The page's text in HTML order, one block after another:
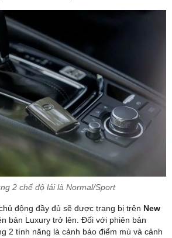
2 chế độ lái là Normal/Sport
động đầy đủ sẽ được trang bị trên New
bản Luxury trở lên. Đối với phiên bản
2 tính năng là cảnh báo điểm mù và cảnh